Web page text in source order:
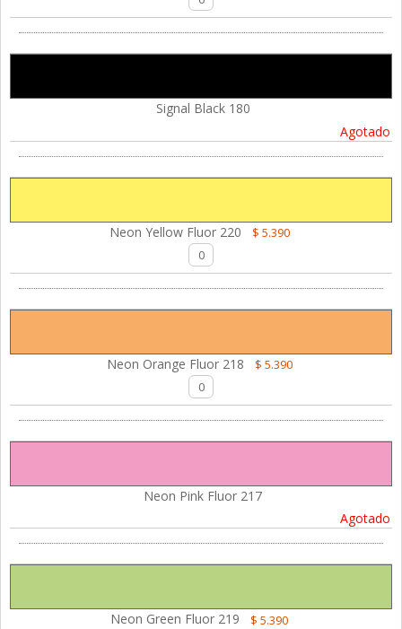
Signal Black 180
Agotado
Neon Yellow Fluor 220 $ 5.390
Neon Orange Fluor 218 $ 5.390
Neon Pink Fluor 217
Agotado
Neon Green Fluor 219 $ 5.390